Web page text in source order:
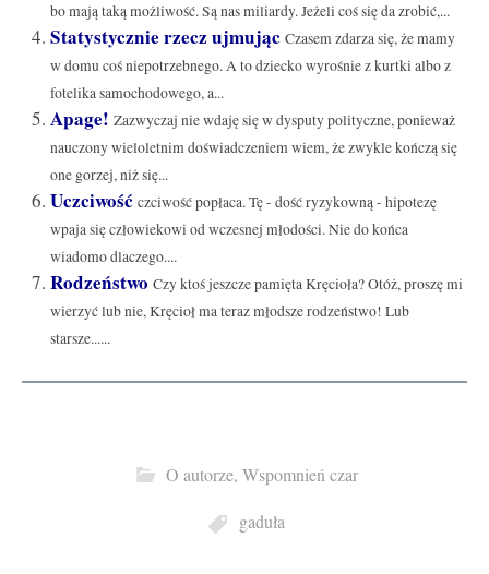
bo mają taką możliwość. Są nas miliardy. Jeżeli coś się da zrobić,...
Statystycznie rzecz ujmując Czasem zdarza się, że mamy
w domu coś niepotrzebnego. A to dziecko wyrośnie z kurtki albo z
fotelika samochodowego, a...
Apage! Zazwyczaj nie wdaję się w dysputy polityczne, ponieważ
nauczony wieloletnim doświadczeniem wiem, że zwykle kończą się
one gorzej, niż się...
Uczciwość czciwość popłaca. Tę - dość ryzykowną - hipotezę
wpaja się człowiekowi od wczesnej młodości. Nie do końca
wiadomo dlaczego....
Rodzeństwo Czy ktoś jeszcze pamięta Kręcioła? Otóż, proszę mi
wierzyć lub nie, Kręcioł ma teraz młodsze rodzeństwo! Lub
starsze......
O autorze, Wspomnień czar
gaduła